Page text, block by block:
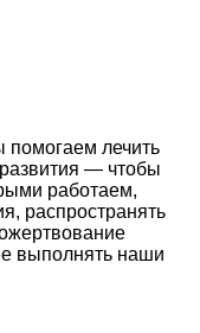
лечить
— чтобы
работаем,
распространять
выполнять наши